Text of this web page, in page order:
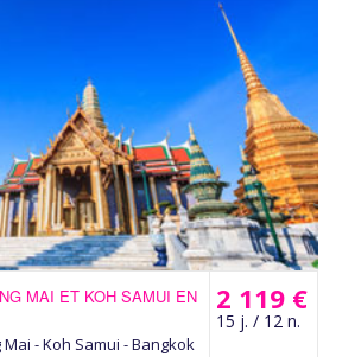
2 119 €
15 j. / 12 n.
MAI ET KOH SAMUI EN
- Koh Samui - Bangkok